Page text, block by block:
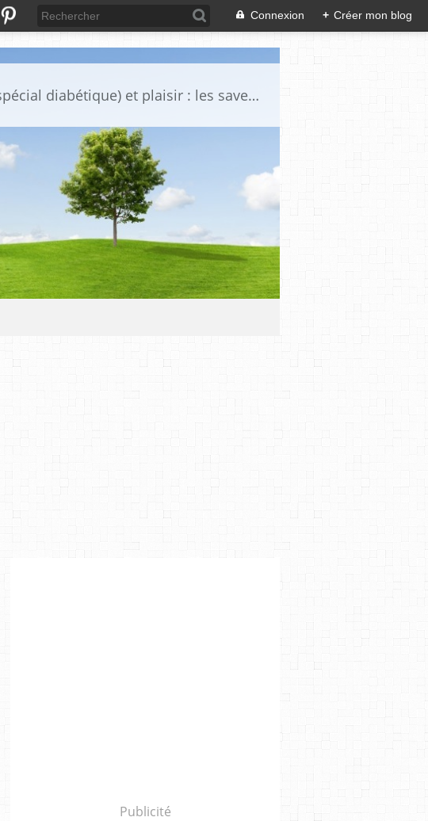
Connexion + Créer mon blog
Voici une sélection de certaines de mes recettes "gourmandise sante (spécial diabétique) et plaisir : les saveurs simples retrouvées, plaisir des yeux.
Publicité